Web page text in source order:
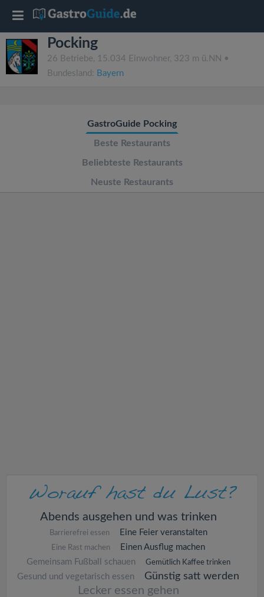
Pocking
26 Betriebe, 15.034 Einwohner, 323 m ü.NN •
Bundesland: Bayern
GastroGuide Pocking
Beste Restaurants
Beliebteste Restaurants
Neuste Restaurants
Abends ausgehen und was trinken
Barrierefrei essen Eine Feier veranstalten
Eine Rast machen
Einen Ausflug machen
Gemeinsam Fußball schauen
Gemütlich Kaffee trinken
Gesund und vegetarisch essen Günstig satt werden
Lecker essen gehen
T
o
g